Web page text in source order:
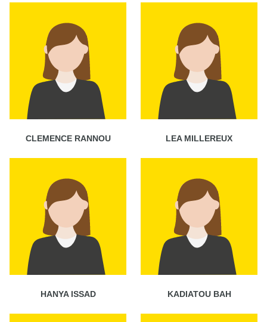
CLEMENCE RANNOU LEA MILLEREUX
HANYA ISSAD KADIATOU BAH